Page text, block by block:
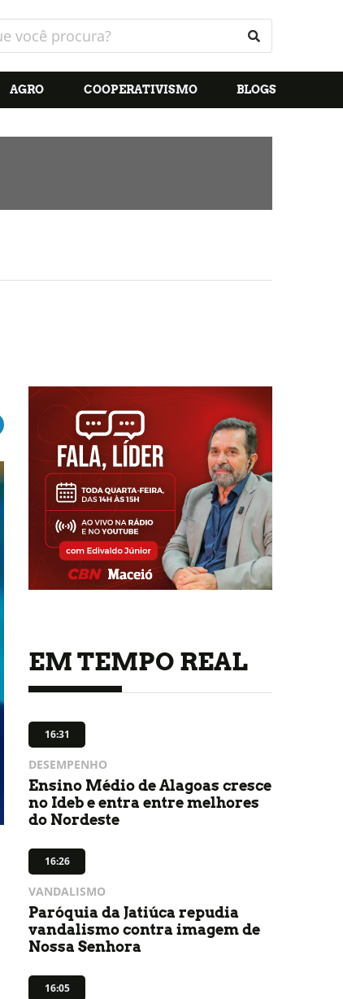
AGRO COOPERATIVISMO BLOGS
EM TEMPO REAL
16:31
DESEMPENHO
Ensino Médio de Alagoas cresce
no Ideb e entra entre melhores
do Nordeste
16:26
VANDALISMO
Paróquia da Jatiúca repudia
vandalismo contra imagem de
Nossa Senhora
16:05